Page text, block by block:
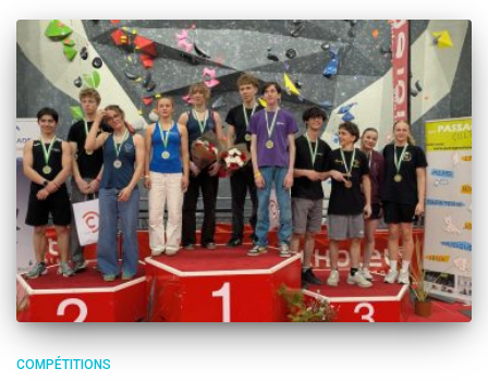
COMPÉTITIONS